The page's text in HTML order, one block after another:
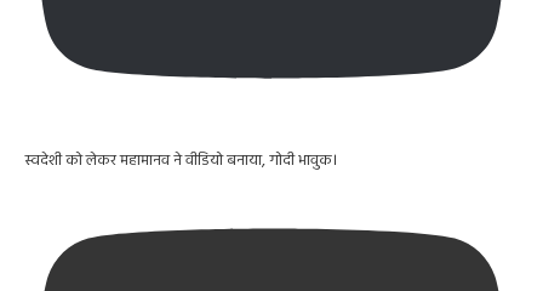
स्वदेशी को लेकर महामानव ने वीडियो बनाया, गोदी भावुक।